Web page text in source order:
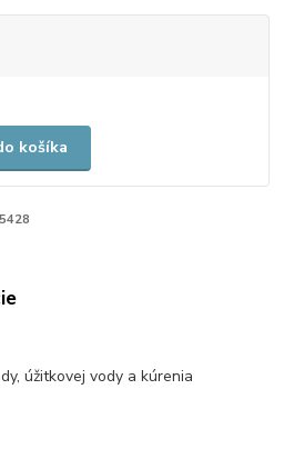
košíka
úžitkovej vody a kúrenia